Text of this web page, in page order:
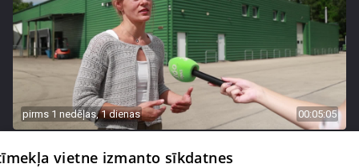
pirms 1 nedēļas, 1 dienas 00:05:05
cenu? vietne izmanto sīkdatnes